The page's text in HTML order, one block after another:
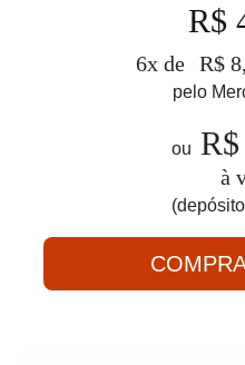
R$
6x de R$
pelo
ou
à